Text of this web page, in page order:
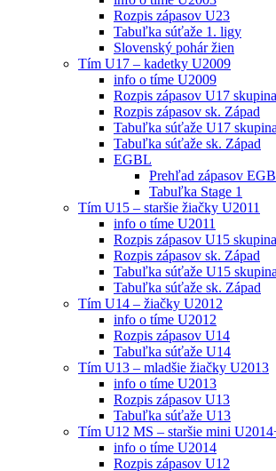
Rozpis zápasov U23
Tabuľka súťaže 1. ligy
Slovenský pohár žien
Tím U17 – kadetky U2009
info o tíme U2009
Rozpis zápasov U17
Rozpis zápasov sk. Západ
Tabuľka súťaže U17
Tabuľka súťaže sk. Západ
EGBL
Prehľad zápasov
Tabuľka Stage 1
Tím U15 – staršie žiačky U2011
info o tíme U2011
Rozpis zápasov U15
Rozpis zápasov sk. Západ
Tabuľka súťaže U15
Tabuľka súťaže sk. Západ
Tím U14 – žiačky U2012
info o tíme U2012
Rozpis zápasov U14
Tabuľka súťaže U14
Tím U13 – mladšie žiačky U2013
info o tíme U2013
Rozpis zápasov U13
Tabuľka súťaže U13
Tím U12 MS – staršie mini
info o tíme U2014
Rozpis zápasov U12